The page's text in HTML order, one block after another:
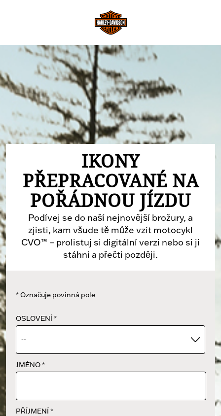
IKONY
PŘEPRACOVANÉ NA
POŘÁDNOU JÍZDU
Podívej se do naší nejnovější brožury, a
zjisti, kam všude tě může vzít motocykl
CVO™ – prolistuj si digitální verzi nebo si ji
stáhni a přečti později.
*Označuje povinná pole
OSLOVENÍ*
--
JMÉNO*
PŘÍJMENÍ*